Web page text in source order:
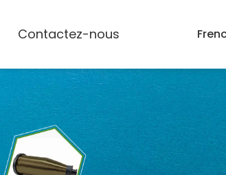
Contactez-nous
Tapis En Fibre De Basalte